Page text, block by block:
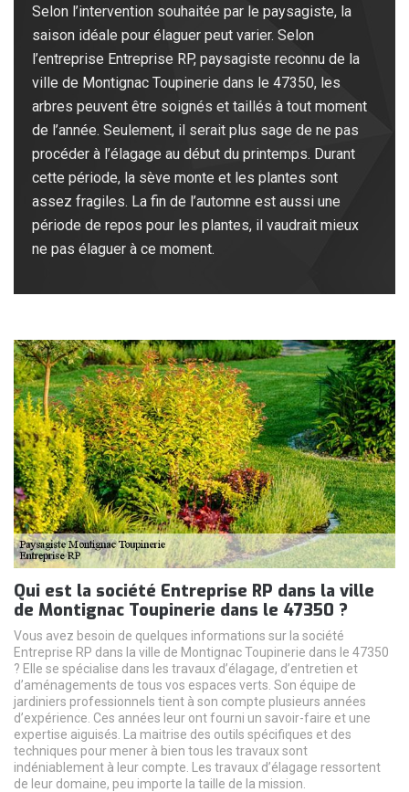
Selon l’intervention souhaitée par le paysagiste, la
saison idéale pour élaguer peut varier. Selon
l’entreprise Entreprise RP, paysagiste reconnu de la
ville de Montignac Toupinerie dans le 47350, les
arbres peuvent être soignés et taillés à tout moment
de l’année. Seulement, il serait plus sage de ne pas
procéder à l’élagage au début du printemps. Durant
cette période, la sève monte et les plantes sont
assez fragiles. La fin de l’automne est aussi une
période de repos pour les plantes, il vaudrait mieux
ne pas élaguer à ce moment.
Qui est la société Entreprise RP dans la ville
de Montignac Toupinerie dans le 47350 ?
Vous avez besoin de quelques informations sur la société
Entreprise RP dans la ville de Montignac Toupinerie dans le 47350
? Elle se spécialise dans les travaux d’élagage, d’entretien et
d’aménagements de tous vos espaces verts. Son équipe de
jardiniers professionnels tient à son compte plusieurs années
d’expérience. Ces années leur ont fourni un savoir-faire et une
expertise aiguisés. La maitrise des outils spécifiques et des
techniques pour mener à bien tous les travaux sont
indéniablement à leur compte. Les travaux d’élagage ressortent
de leur domaine, peu importe la taille de la mission.